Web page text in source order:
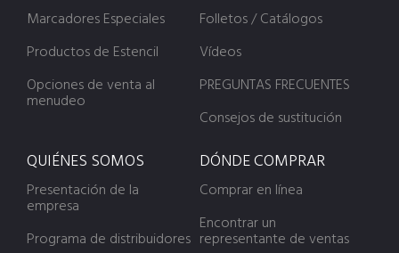
Marcadores Especiales
Productos de Estencil
Opciones de venta al
menudeo
Folletos / Catálogos
Vídeos
PREGUNTAS FRECUENTES
Consejos de sustitución
QUIÉNES SOMOS
Presentación de la
empresa
Programa de distribuidores
DÓNDE COMPRAR
Comprar en línea
Encontrar un
representante de ventas